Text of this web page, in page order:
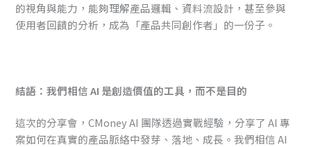
的視角與能力，能夠理解產品邏輯、資料流設計，甚至參與
使用者回饋的分析，成為「產品共同創作者」的一份子。
結語：我們相信 AI 是創造價值的工具，而不是目的
這次的分享會，CMoney AI 團隊透過實戰經驗，分享了 AI 專
案如何在真實的產品脈絡中發芽、落地、成長。我們相信 AI